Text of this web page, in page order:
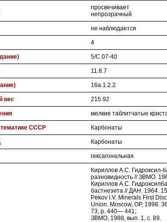
просвечивает
непрозрачный
не наблюдается
4
5/C.07-40
11.8.7
16a.1.2.2
вес 215.92
мелкие таблитчатые
СССР Карбонаты
Карбонаты
гексагональная
Кириллов А.С. Гидроксил-
разновидность // ЗВМО.
Кириллов А.С.
бастнезита // ДАН. 1964.
Pekov I.V. Minerals First
Union. Moscow, OP, 1998.
73, p. 440— 441;
ЗВМО, 1988, вып. 1, с. 89.